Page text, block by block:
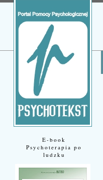
E-book
Psychoterapia po
ludzku